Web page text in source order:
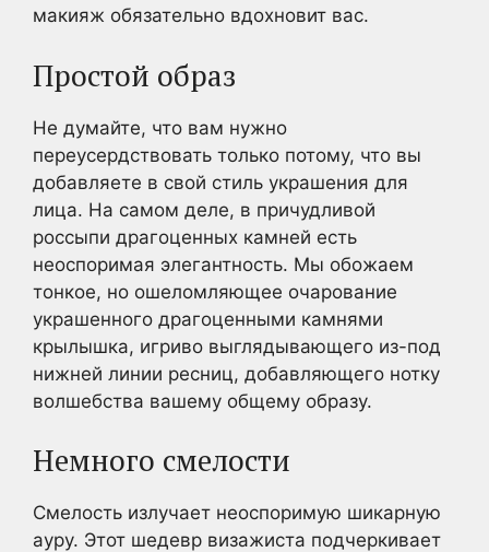
макияж обязательно вдохновит вас.
Простой образ
Не думайте, что вам нужно
переусердствовать только потому, что вы
добавляете в свой стиль украшения для
лица. На самом деле, в причудливой
россыпи драгоценных камней есть
неоспоримая элегантность. Мы обожаем
тонкое, но ошеломляющее очарование
украшенного драгоценными камнями
крылышка, игриво выглядывающего из-под
нижней линии ресниц, добавляющего нотку
волшебства вашему общему образу.
Немного смелости
Смелость излучает неоспоримую шикарную
ауру. Этот шедевр визажиста подчеркивает